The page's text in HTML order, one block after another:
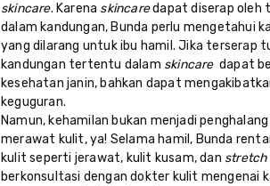
skincare. Karena skincaredapat diserap oleh
dalam kandungan, Bunda perlu mengetahui
yang dilarang untuk ibu hamil. Jika terserap
kandungan tertentu dalam skincare dapat
kesehatan janin, bahkan dapat
keguguran.
Namun, kehamilan bukan menjadi
merawat kulit, ya! Selama hamil, Bunda
kulit seperti jerawat, kulit kusam, dan stretch
berkonsultasi dengan dokter kulit mengenai